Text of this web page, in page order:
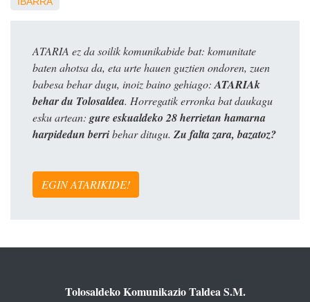
ATARIA ez da soilik komunikabide bat: komunitate
baten ahotsa da, eta urte hauen guztien ondoren, zuen
babesa behar dugu, inoiz baino gehiago: ATARIAk
behar du Tolosaldea. Horregatik erronka bat daukagu
esku artean: gure eskualdeko 28 herrietan hamarna
harpidedun berribehar ditugu. Zu falta zara, bazatoz?
EGIN ATARIKIDE!
Tolosaldeko Komunikazio Taldea S.M.